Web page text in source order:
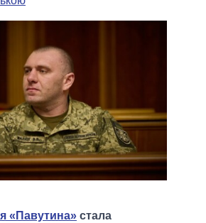
«Павутина» стала